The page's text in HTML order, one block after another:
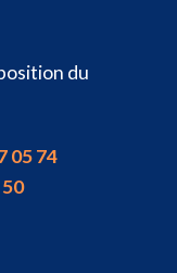
du
05 74